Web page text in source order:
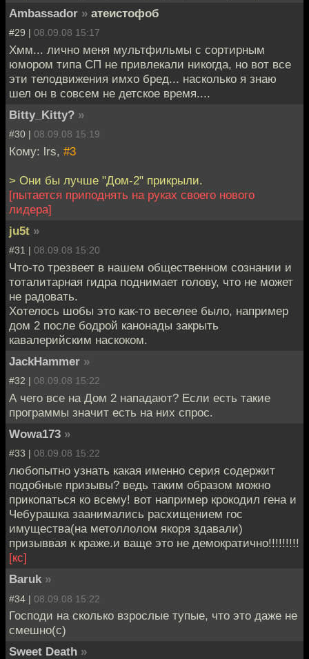
Ambassador » атеистофоб
#29 | 08.09.08 15:17
Хмм... лично меня мультфильмы с сортирным
юмором типа СП не привлекали никогда, но вот все
эти телодвижения имхо бред... насколько я знаю
шел он в совсем не детское время....
Bitty_Kitty? »
#30 | 08.09.08 15:19
Кому: lrs, #3
> Они бы лучше "Дом-2" прикрыли.
[пытается приподнять на руках своего нового
лидера]
ju5t »
#31 | 08.09.08 15:20
Что-то трезвеет в нашем общественном сознании и
тоталитарная гидра поднимает голову, что не может
не радовать.
Хотелось шобы это как-то веселее было, например
дом 2 после бодрой канонады закрыть
кавалерийским наскоком.
JackHammer »
#32 | 08.09.08 15:22
А чего все на Дом 2 нападают? Если есть такие
программы значит есть на них спрос.
Wowa173 »
#33 | 08.09.08 15:22
любопытно узнать какая именно серия содержит
подобные призывы? ведь таким образом можно
прикопаться ко всему! вот например крокодил гена и
Чебурашка заанимались расхищением гос
имущества(на метоллолом якоря здавали)
призыввая к краже.и ваще это не демократично!!!!!!!!!
[кс]
Baruk »
#34 | 08.09.08 15:22
Господи на сколько взрослые тупые, что это даже не
смешно(с)
Sweet Death »